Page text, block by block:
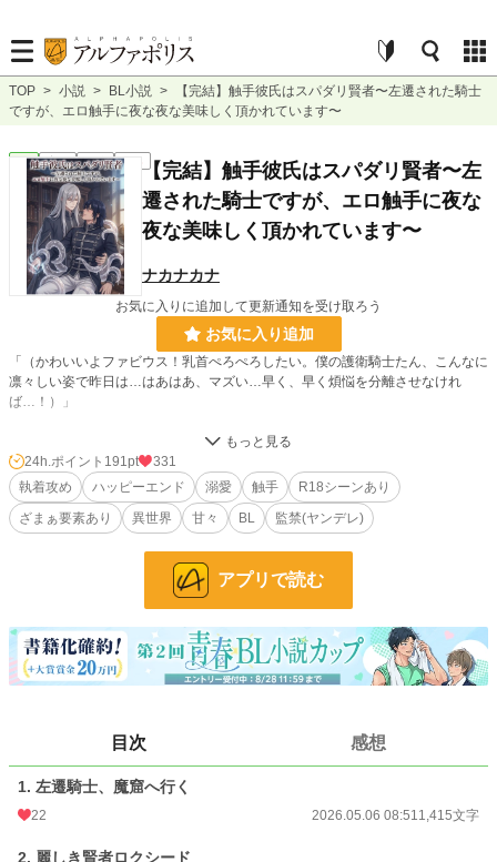
TOP > 小説 > BL小説 >
【完結】触手彼氏はスパダリ賢者〜左遷された騎士
ですが、エロ触手に夜な夜な美味しく頂かれています〜
BL 完結 長編 R18 【完結】触手彼氏はスパダリ賢者〜左
遷された騎士ですが、エロ触手に夜な
夜な美味しく頂かれています〜
ナカナカナ
お気に入りに追加して更新通知を受け取ろう
お気に入り追加
「（かわいいよファビウス！乳首ぺろぺろしたい。僕の護衛騎士たん、こんなに
凛々しい姿で昨日は…はあはあ、マズい…早く、早く煩悩を分離させなけれ
ば…！）」
——真面目すぎる性格が災いし、婚約破棄と左遷を同時に言い渡されたファビウ
スが向かった先は、世間から『魔窟』と恐れられる研究塔だった。
そこで出会ったのは、どこまでも優しく高潔な賢者ロクシード。
だが、彼には秘密があった。
煩悩まみれの賢者の元へ、好みドストライクな騎士が現れた時、夜な夜なベッド
「ろくしぃどしゃまっ♡♡♡じゅっと、じゅうっと♡おまもりしましゅっ♡♡
♡」
かされる【オタク魔術師×真面目騎士】の監禁溺愛BL！
※この作品には「失禁」「乳首開発」「変態オタク攻め」「♡喘ぎ」「R18」の
24h.ポイント 191pt
331
執着攻め
ハッピーエンド 溺愛 触手
R18シーンあり
ざまぁ要素あり
異世界 甘々 BL 監禁(ヤンデレ)
アプリで読む
目次 感想
1. 左遷騎士、魔窟へ行く
22 2026.05.06 08:511,415文字
2. 麗しき賢者ロクシード